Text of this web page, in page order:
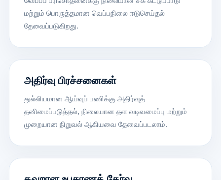
மற்றும் பொருத்தமான வெப்பநிலை ஈடுசெய்தல்
தேவைப்படுகிறது.
அதிர்வு பிரச்சனைகள்
துல்லியமான ஆய்வுப் பணிக்கு அதிர்வுத்
தனிமைப்படுத்தல், நிலையான தள வடிவமைப்பு மற்றும்
முறையான நிறுவல் ஆகியவை தேவைப்படலாம்.